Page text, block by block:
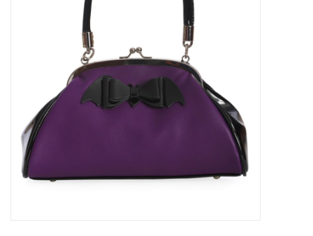
Giftware & Lifestyle &
Bezoek ons
Nieuw
Aanbiedingen